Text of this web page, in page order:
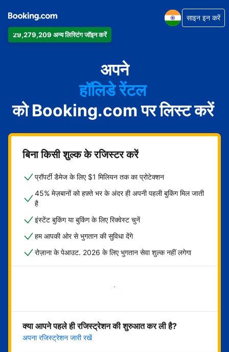
29,279,209 अन्य लिस्टिंग जॉइन करें
साइन इन करें
अपने
अपार्टमेंट
होटल
हॉलिडे रेंटल
गेस्ट हाउस
बेड एंड ब्रेकफ़ास्ट
को Booking.com पर लिस्ट करें
बिना किसी शुल्क के रजिस्टर करें
प्रॉपर्टी डैमेज के लिए $1 मिलियन तक का प्रोटेक्शन
45% मेज़बानों को हफ़्ते भर के अंदर ही अपनी पहली बुकिंग मिल जाती
है
इंस्टेंट बुकिंग या बुकिंग के लिए रिक्वेस्ट चुनें
हम आपकी ओर से भुगतान की सुविधा देंगे
रोज़ाना के पेआउट. 2026 के लिए भुगतान सेवा शुल्क नहीं लगेगा
अभी शुरू करें
क्या आपने पहले ही रजिस्ट्रेशन की शुरुआत कर ली है?
अपना रजिस्ट्रेशन जारी रखें